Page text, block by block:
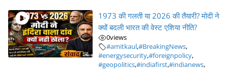
1973 की गलती या 2026 की तैयारी? मोदी ने
क्यों बदली भारत की वेस्ट एशिया नीति?
0views
#amitkaul,#BreakingNews,
#energysecurity,#foreignpolicy,
#geopolitics,#indiafirst,#indianews,